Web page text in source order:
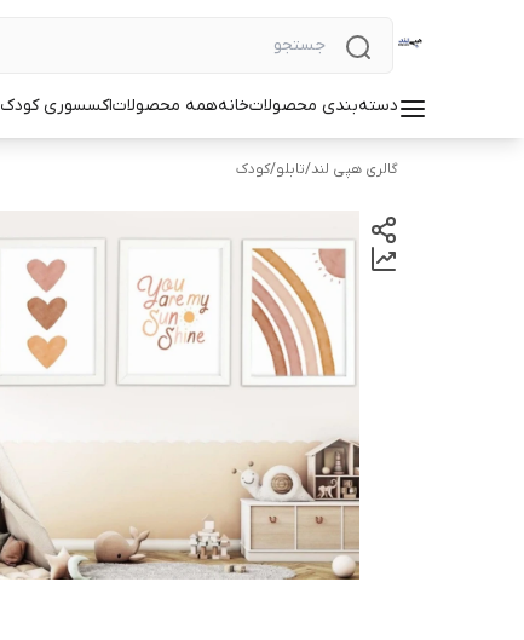
دسته‌بندی محصولاتخانههمه محصولاتاکسسوری کودک
گالری هپی لند/تابلو/کودک